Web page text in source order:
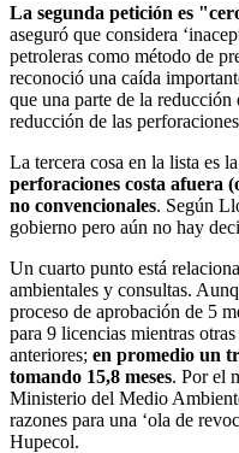
La segunda petición es
aseguró que considera
petroleras como método de
reconoció una caída
que una parte de la reducción
reducción de las
La tercera cosa en la lista es la
perforaciones costa afuera
no convencionales. Según
gobierno pero aún no hay
Un cuarto punto está
ambientales y consultas.
proceso de aprobación de 5
para 9 licencias mientras
anteriores; en promedio un
tomando 15,8 meses. Por el
Ministerio del Medio
razones para una ‘ola de
Hupecol.